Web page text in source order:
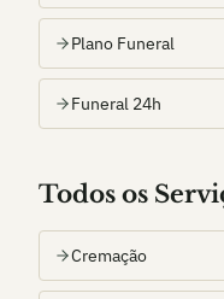
Plano Funeral
Funeral 24h
Todos os
Cremação